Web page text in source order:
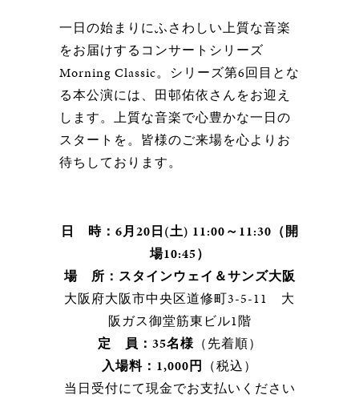
一日の始まりにふさわしい上質な音楽
をお届けするコンサートシリーズ
Morning Classic。シリーズ第6回目とな
る本公演には、田邨佑依さんをお迎え
します。上質な音楽で心豊かな一日の
スタートを。皆様のご来場を心よりお
待ちしております。
日 時：6月20日(土) 11:00～11:30（開
場10:45）
場 所：スタインウェイ＆サンズ大阪
大阪府大阪市中央区道修町3-5-11 大
阪ガス御堂筋東ビル1階
定 員：35名様（先着順）
入場料：1,000円 （税込）
当日受付にて現金でお支払いください